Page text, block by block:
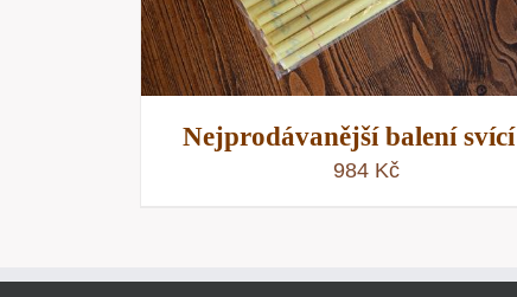
Nejprodávanější balení svící
984 Kč